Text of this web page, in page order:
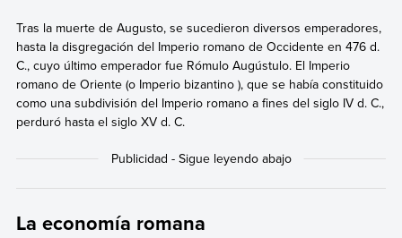
Tras la muerte de Augusto, se sucedieron diversos emperadores,
hasta la disgregación del Imperio romano de Occidente en 476 d.
C., cuyo último emperador fue Rómulo Augústulo. El Imperio
romano de Oriente (o Imperio bizantino ), que se había constituido
como una subdivisión del Imperio romano a fines del siglo IV d. C.,
perduró hasta el siglo XV d. C.
La economía romana